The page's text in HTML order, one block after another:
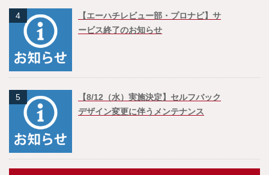
4
【エーハチレビュー部・プロナビ】サ
ービス終了のお知らせ
5
【8/12（水）実施決定】セルフバック
デザイン変更に伴うメンテナンス